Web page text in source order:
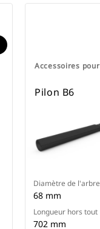
Accessoires
Pilon B6
Diamètre de
68 mm
Longueur hors tout
702 mm